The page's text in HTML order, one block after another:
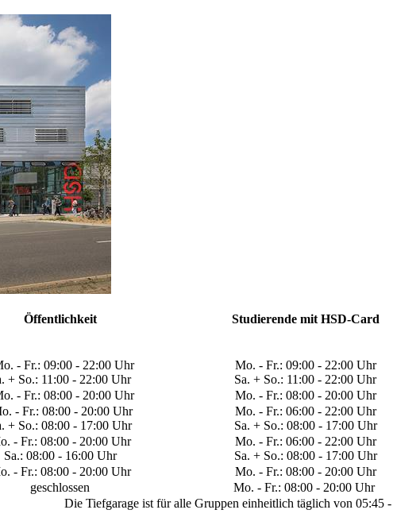
​Öffentlichkeit
​​Studierende mit HSD-Card
- Fr.: 09:00 - 22:00 Uhr
+ So.: 11:00 - 22:00 Uhr
​​Mo. - Fr.: 09:00 - 22:00 Uhr
Sa. + So.: 11:00 - 22:00 Uhr
- Fr.: 08:00 - 20:00 Uhr ​Mo. - Fr.: 08:00 - 20:00 Uhr
- Fr.: 08:00 - 20:00 Uhr
+ So.: 08:00 - 17:00 Uhr
​Mo. - Fr.: 06:00 - 22:00 Uhr
Sa. + So.: 08:00 - 17:00 Uhr
- Fr.: 08:00 - 20:00 Uhr
Sa.: 08:00 - 16:00 Uhr
​Mo. - Fr.: 06:00 - 22:00 Uhr
Sa. + So.: 08:00 - 17:00 Uhr
- Fr.: 08:00 - 20:00 Uhr ​Mo. - Fr.: 08:00 - 20:00 Uhr
​geschlossen ​Mo. - Fr.: 08:00 - 20:00 Uhr
Die Tiefgarage ist für alle Gruppen einheitlich täglich von 05:45